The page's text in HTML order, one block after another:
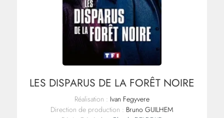
LES DISPARUS DE LA FORÊT NOIRE
Réalisation : Ivan Fegyvere
Direction de production : Bruno GUILHEM